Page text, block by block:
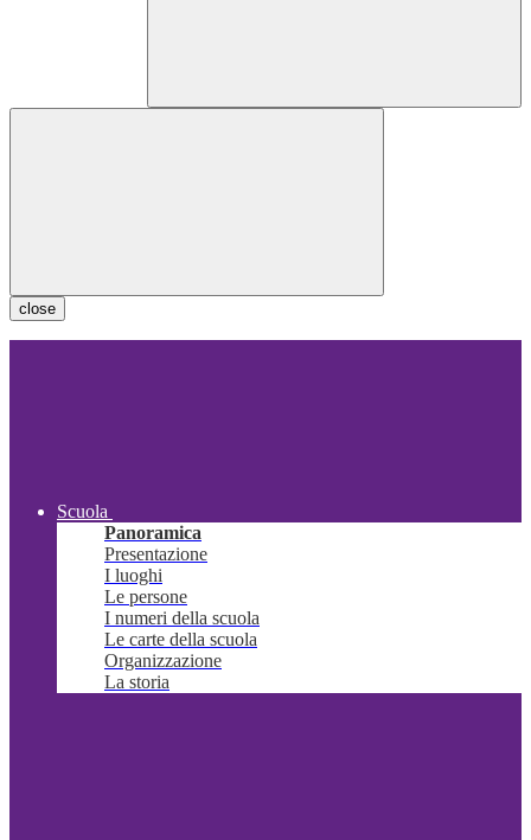
close
Scuola
Panoramica
Presentazione
I luoghi
Le persone
I numeri della scuola
Le carte della scuola
Organizzazione
La storia